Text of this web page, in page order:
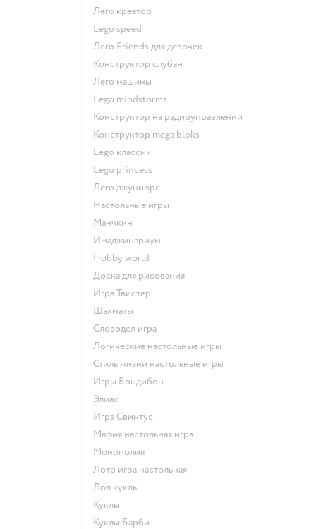
Лего креатор
Lego speed
Лего Friends для девочек
Конструктор слубан
Лего машины
Lego mindstorms
Конструктор на радиоуправлении
Конструктор mega bloks
Lego классик
Lego princess
Лего джуниорс
Настольные игры
Манчкин
Имаджинариум
Hobby world
Доска для рисования
Игра Твистер
Шахматы
Словодел игра
Логические настольные игры
Стиль жизни настольные игры
Игры Бондибон
Элиас
Игра Свинтус
Мафия настольная игра
Монополия
Лото игра настольная
Лол куклы
Куклы
Куклы Барби